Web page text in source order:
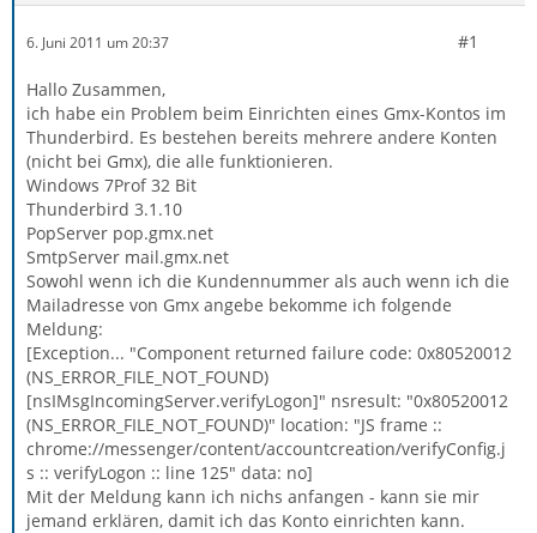
6. Juni 2011 um 20:37 #1
Hallo Zusammen,
ich habe ein Problem beim Einrichten eines Gmx-Kontos im
Thunderbird. Es bestehen bereits mehrere andere Konten
(nicht bei Gmx), die alle funktionieren.
Windows 7Prof 32 Bit
Thunderbird 3.1.10
PopServer pop.gmx.net
SmtpServer mail.gmx.net
Sowohl wenn ich die Kundennummer als auch wenn ich die
Mailadresse von Gmx angebe bekomme ich folgende
Meldung:
[Exception... "Component returned failure code: 0x80520012
(NS_ERROR_FILE_NOT_FOUND)
[nsIMsgIncomingServer.verifyLogon]" nsresult: "0x80520012
(NS_ERROR_FILE_NOT_FOUND)" location: "JS frame ::
chrome://messenger/content/accountcreation/verifyConfig.j
s :: verifyLogon :: line 125" data: no]
Mit der Meldung kann ich nichs anfangen - kann sie mir
jemand erklären, damit ich das Konto einrichten kann.